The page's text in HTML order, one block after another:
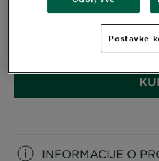
balzamom koji sadržI 5 ulja –
INFORMACIJE O
Postavke